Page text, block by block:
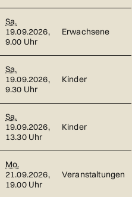
Sa.
19.09.2026,
9.00 Uhr
Erwachsene
Sa.
19.09.2026,
9.30 Uhr
Kinder
Sa.
19.09.2026,
13.30 Uhr
Kinder
Mo.
21.09.2026,
19.00 Uhr
Veranstaltungen